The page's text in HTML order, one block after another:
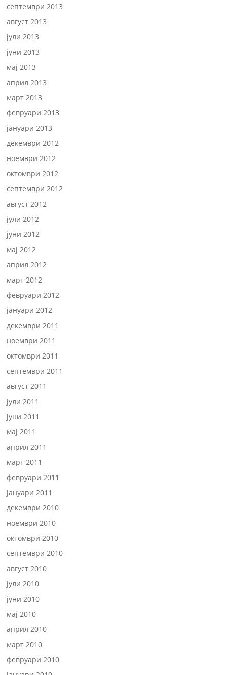
септември 2013
август 2013
јули 2013
јуни 2013
мај 2013
април 2013
март 2013
февруари 2013
јануари 2013
декември 2012
ноември 2012
октомври 2012
септември 2012
август 2012
јули 2012
јуни 2012
мај 2012
април 2012
март 2012
февруари 2012
јануари 2012
декември 2011
ноември 2011
октомври 2011
септември 2011
август 2011
јули 2011
јуни 2011
мај 2011
април 2011
март 2011
февруари 2011
јануари 2011
декември 2010
ноември 2010
октомври 2010
септември 2010
август 2010
јули 2010
јуни 2010
мај 2010
април 2010
март 2010
февруари 2010